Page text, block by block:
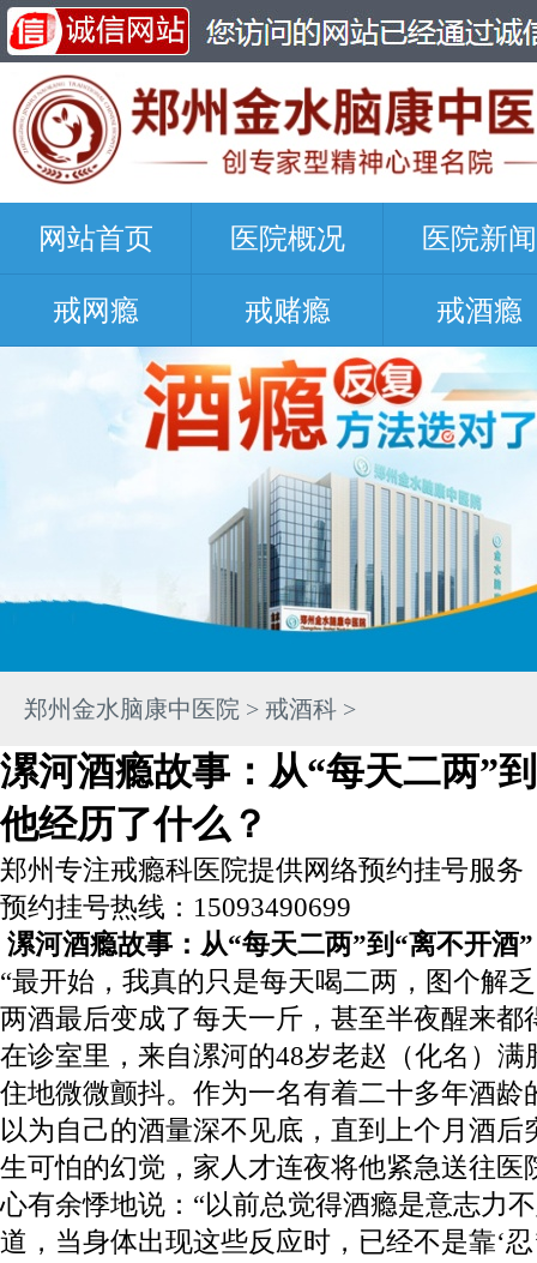
网站首页 医院概况 医院新闻
戒网瘾 戒赌瘾 戒酒瘾
郑州金水脑康中医院 > 戒酒科 >
漯河酒瘾故事：从“每天二两”
他经历了什么？
郑州专注戒瘾科医院提供网络预约挂号服务
预约挂号热线：15093490699
漯河酒瘾故事：从“每天二两”到“离不开酒
“最开始，我真的只是每天喝二两，图个解
两酒最后变成了每天一斤，甚至半夜醒来
在诊室里，来自漯河的48岁老赵（化名）满
住地微微颤抖。作为一名有着二十多年酒龄
以为自己的酒量深不见底，直到上个月酒后
生可怕的幻觉，家人才连夜将他紧急送往医
心有余悸地说：“以前总觉得酒瘾是意志力
道，当身体出现这些反应时，已经不是靠‘